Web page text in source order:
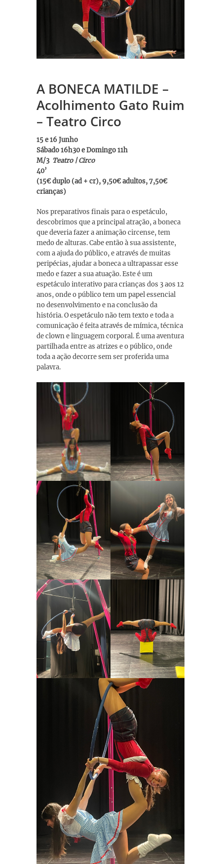
A BONECA MATILDE –
Acolhimento Gato Ruim
– Teatro Circo
15 e 16 Junho
Sábado 16h30 e Domingo 11h
M/3 Teatro | Circo
40’
(15€ duplo (ad + cr), 9,50€ adultos, 7,50€
crianças)
Nos preparativos finais para o espetáculo,
descobrimos que a principal atração, a boneca
que deveria fazer a animação circense, tem
medo de alturas. Cabe então à sua assistente,
com a ajuda do público, e através de muitas
peripécias, ajudar a boneca a ultrapassar esse
medo e fazer a sua atuação. Este é um
espetáculo interativo para crianças dos 3 aos 12
anos, onde o público tem um papel essencial
no desenvolvimento e na conclusão da
história. O espetáculo não tem texto e toda a
comunicação é feita através de mímica, técnica
de clown e linguagem corporal. É uma aventura
partilhada entre as atrizes e o público, onde
toda a ação decorre sem ser proferida uma
palavra.